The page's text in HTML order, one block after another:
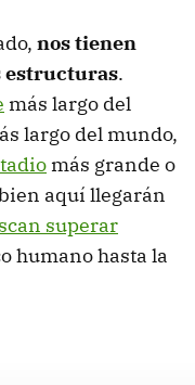
nos tienen
estructuras.
más largo del
largo del mundo,
más grande o
aquí llegarán
superar
humano hasta la